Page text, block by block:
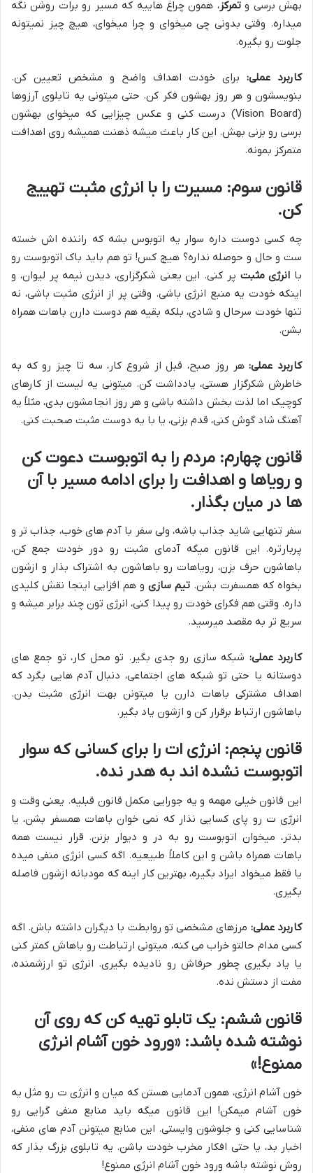
بهش برسی وتمرکز، همون چراغ هاییه که مسیر رو برات روشن نگه
میداره. وقتی بدونی چی میخوای و چرا میخوای، هیچ چیز نمیتونه
جلوت رو بگیره.
کاربرد عملی: برای خودت اهداف واضح و مشخص تعیین کن.
بنویسشون و هر روز بهشون فکر کن. حتی میتونی یه تابلوی آرزوها
(Vision Board) درست کنی و عکس چیزایی که میخوای بهشون
برسی رو بزنی بهش. این کار باعث میشه ذهنت همیشه روی اهدافت
متمرکز بمونه.
قانون سوم: مسیرت را با انرژی مثبت تهییج
کن.
چه کسی دوست داره سوار یه اتوبوس بشه که راننده اش خسته
ست و حال و حوصله نداره؟ هیچ کس! تو هم باید باک اتوبوست رو
با انرژی مثبت پر کنی. این یعنی شکرگزاری، دیدن نیمه پر لیوان، و
اینکه خودت یه منبع انرژی باشی. وقتی پر از انرژی مثبت باشی، نه
تنها خودت سرحال و شادی، بلکه بقیه هم دوست دارن باهات همراه
بشن.
کاربرد عملی:هر روز صبح، قبل از شروع کار، سه تا چیز رو که به
خاطرش شکرگزار هستی، یادداشت کن. میتونی یه لیست از کارهای
کوچیک اما لذت بخش داشته باشی و هر روز انجامشون بدی، مثلاً یه
آهنگ شاد گوش کنی، قدم بزنی، یا با یه دوست مثبت صحبت کنی.
قانون چهارم: مردم را به اتوبوست دعوت کن
و رویاها و اهدافت را برای ادامه مسیر با آن
ها در میان بگذار.
سفر تنهایی شاید جذاب باشه، ولی سفر با آدم های خوب، جذاب تر و
پربارتره. این قانون میگه آدمای مثبت رو دور خودت جمع کن،
باهاشون حرف بزن، رویاهات رو باهاشون به اشتراک بذار و ازشون
بخواه که همسفرت بشن. تیم سازی و هم افزایی اینجا نقش کلیدی
داره. وقتی هم فکرای خودت رو پیدا کنی، انرژی تون چند برابر میشه و
سریع تر به مقصد میرسید.
کاربرد عملی: شبکه سازی رو جدی بگیر. تو محل کار، تو جمع های
دوستانه یا حتی تو شبکه های اجتماعی، دنبال آدم هایی بگرد که
اهداف مشترکی باهات دارن یا میتونن بهت انرژی مثبت بدن.
باهاشون ارتباط برقرار کن و ازشون یاد بگیر.
قانون پنجم: انرژی ات را برای کسانی که سوار
اتوبوست نشده اند به هدر نده.
این قانون خیلی مهمه و یه جورایی مکمل قانون قبلیه. یعنی وقت و
انرژی ت رو پای کسایی نذار که نمی خوان باهات همسفر بشن، یا
بدتر، میخوان اتوبوست رو به در و دیوار بزنن. قرار نیست همه
باهات همراه باشن و این کاملاً طبیعیه. اگه کسی انرژی منفی میده
یا فقط میخواد ایراد بگیره، بهترین کار اینه که مودبانه ازشون فاصله
بگیری.
کاربرد عملی: مرزهای مشخصی تو روابطت با دیگران داشته باش. اگه
کسی مدام حالتو خراب می کنه، میتونی ارتباطت رو باهاش کمتر کنی
یا یاد بگیری چطور حرفاش رو نادیده بگیری. انرژی تو ارزشمنده،
مفت از دستش نده.
قانون ششم: یک تابلو تهیه کن که روی آن
نوشته شده باشد: «ورود خون آشام انرژی
ممنوع!»
خون آشام انرژی، همون آدمایی هستن که میان و انرژی ت رو مثل یه
خون آشام میمکن! این قانون میگه باید منابع منفی گرایی رو
شناسایی کنی و جلوشون وایستی. این منابع میتونن آدم های منفی،
اخبار بد، یا حتی افکار مخرب خودت باشن. یه تابلوی بزرگ بذار که
روش نوشته باشه ورود خون آشام انرژی ممنوع!